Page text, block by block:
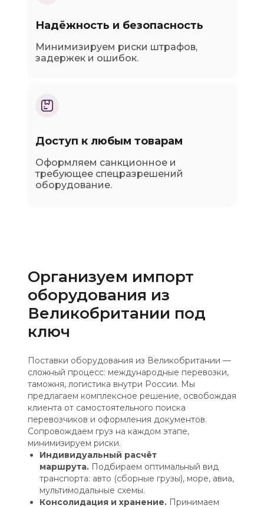
Надёжность и безопасность
Минимизируем риски штрафов,
задержек и ошибок.
Доступ к любым товарам
Оформляем санкционное и
требующее спецразрешений
оборудование.
Организуем импорт
оборудования из
Великобритании под
ключ
Поставки оборудования из Великобритании —
сложный процесс: международные перевозки,
таможня, логистика внутри России. Мы
предлагаем комплексное решение, освобождая
клиента от самостоятельного поиска
перевозчиков и оформления документов.
Сопровождаем груз на каждом этапе,
минимизируем риски.
Индивидуальный расчёт
маршрута.Подбираем оптимальный вид
транспорта: авто (сборные грузы), море, авиа,
мультимодальные схемы.
Консолидация и хранение.Принимаем